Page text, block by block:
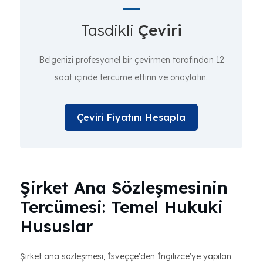
Tasdikli Çeviri
Belgenizi profesyonel bir çevirmen tarafından 12
saat içinde tercüme ettirin ve onaylatın.
Çeviri Fiyatını Hesapla
Şirket Ana Sözleşmesinin
Tercümesi: Temel Hukuki
Hususlar
Şirket ana sözleşmesi, İsveççe'den İngilizce'ye yapılan